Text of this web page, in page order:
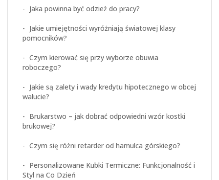
Jaka powinna być odzież do pracy?
Jakie umiejętności wyróżniają światowej klasy
pomocników?
Czym kierować się przy wyborze obuwia
roboczego?
Jakie są zalety i wady kredytu hipotecznego w obcej
walucie?
Brukarstwo – jak dobrać odpowiedni wzór kostki
brukowej?
Czym się różni retarder od hamulca górskiego?
Personalizowane Kubki Termiczne: Funkcjonalność i
Styl na Co Dzień